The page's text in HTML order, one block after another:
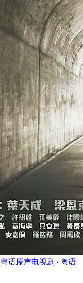
粤语原声电视剧 · 粤语